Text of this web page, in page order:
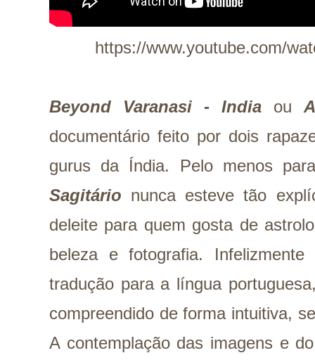
https://www.youtube.com/
Beyond Varanasi - India ou
documentário feito por dois
gurus da Índia. Pelo menos
Sagitário nunca esteve tão
deleite para quem gosta de
beleza e fotografia.
tradução para a língua
compreendido de forma intuitiva,
A contemplação das imagens e